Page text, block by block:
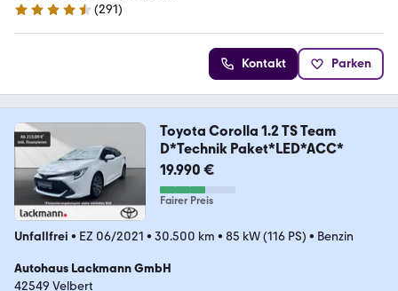
4.6 Sterne
(291)
Kontakt Parken
Toyota Corolla 1.2 TS Team
D*Technik Paket*LED*ACC*
19.990 €
Fairer Preis
Unfallfrei • EZ 06/2021 • 30.500 km • 85 kW (116 PS) • Benzin
Autohaus Lackmann GmbH
42549 Velbert